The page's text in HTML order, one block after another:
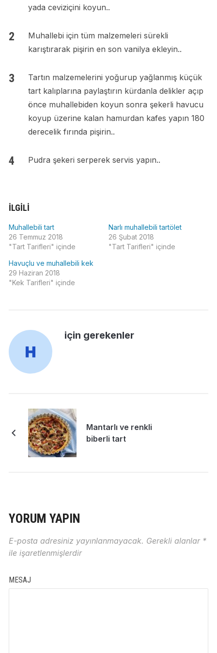
yada ceviziçini koyun..
Muhallebi için tüm malzemeleri sürekli
karıştırarak pişirin en son vanilya ekleyin..
Tartın malzemelerini yoğurup yağlanmış küçük
tart kalıplarına paylaştırın kürdanla delikler açıp
önce muhallebiden koyun sonra şekerli havucu
koyup üzerine kalan hamurdan kafes yapın 180
derecelik fırında pişirin..
Pudra şekeri serperek servis yapın..
İLGILI
Muhallebili tart
26 Temmuz 2018
"Tart Tarifleri" içinde
Narlı muhallebili tartölet
26 Şubat 2018
"Tart Tarifleri" içinde
Havuçlu ve muhallebili kek
29 Haziran 2018
"Kek Tarifleri" içinde
için gerekenler
Mantarlı ve renkli
biberli tart
YORUM YAPIN
E-posta adresiniz yayınlanmayacak. Gerekli alanlar *
ile işaretlenmişlerdir
MESAJ